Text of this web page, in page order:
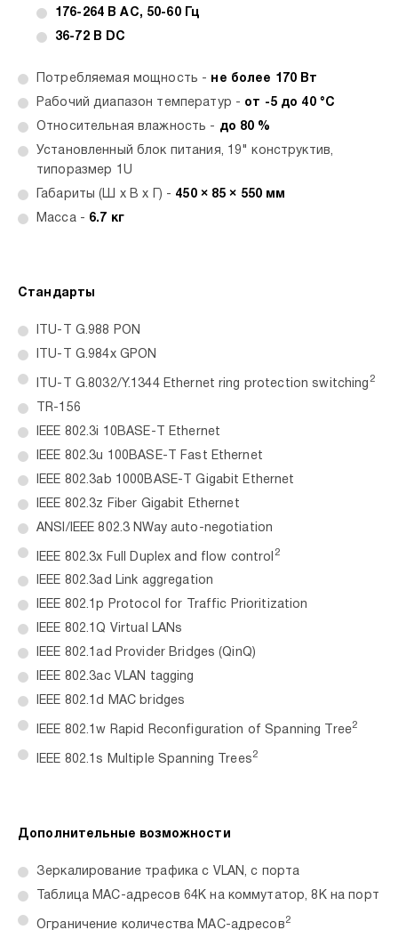
176-264 В AC, 50-60 Гц
36-72 В DC
Потребляемая мощность - не более 170 Вт
Рабочий диапазон температур - от -5 до 40 °C
Относительная влажность - до 80 %
Установленный блок питания, 19" конструктив,
типоразмер 1U
Габариты (Ш x В x Г) - 450 × 85 × 550 мм
Масса - 6.7 кг
Стандарты
ITU-T G.988 PON
ITU-T G.984x GPON
ITU-T G.8032/Y.1344 Ethernet ring protection switching 2
TR-156
IEEE 802.3i 10BASE-T Ethernet
IEEE 802.3u 100BASE-T Fast Ethernet
IEEE 802.3ab 1000BASE-T Gigabit Ethernet
IEEE 802.3z Fiber Gigabit Ethernet
ANSI/IEEE 802.3 NWay auto-negotiation
IEEE 802.3x Full Duplex and flow control 2
IEEE 802.3ad Link aggregation
IEEE 802.1p Protocol for Traffic Prioritization
IEEE 802.1Q Virtual LANs
IEEE 802.1ad Provider Bridges (QinQ)
IEEE 802.3ac VLAN tagging
IEEE 802.1d MAC bridges
IEEE 802.1w Rapid Reconfiguration of Spanning Tree2
IEEE 802.1s Multiple Spanning Trees 2
Дополнительные возможности
Зеркалирование трафика с VLAN, с порта
Таблица MAC-адресов 64K на коммутатор, 8K на порт
Ограничение количества MAC-адресов 2